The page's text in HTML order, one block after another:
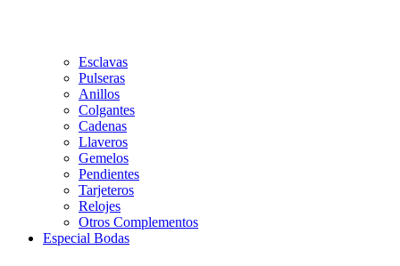
Esclavas
Pulseras
Anillos
Colgantes
Cadenas
Llaveros
Gemelos
Pendientes
Tarjeteros
Relojes
Otros Complementos
Especial Bodas